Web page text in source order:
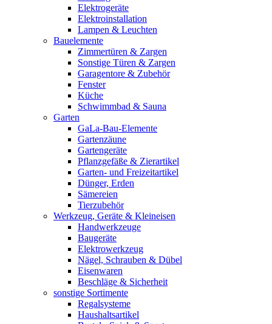
Elektrogeräte
Elektroinstallation
Lampen & Leuchten
Bauelemente
Zimmertüren & Zargen
Sonstige Türen & Zargen
Garagentore & Zubehör
Fenster
Küche
Schwimmbad & Sauna
Garten
GaLa-Bau-Elemente
Gartenzäune
Gartengeräte
Pflanzgefäße & Zierartikel
Garten- und Freizeitartikel
Dünger, Erden
Sämereien
Tierzubehör
Werkzeug, Geräte & Kleineisen
Handwerkzeuge
Baugeräte
Elektrowerkzeug
Nägel, Schrauben & Dübel
Eisenwaren
Beschläge & Sicherheit
sonstige Sortimente
Regalsysteme
Haushaltsartikel